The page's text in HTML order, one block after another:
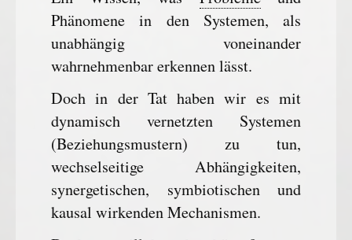
Phänomene in den Systemen, als
unabhängig voneinander
wahrnehmenbar erkennen lässt.
Doch in der Tat haben wir es mit
dynamisch vernetzten Systemen
(Beziehungsmustern) zu tun,
wechselseitige Abhängigkeiten,
synergetischen, symbiotischen und
kausal wirkenden Mechanismen.